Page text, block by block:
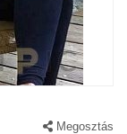
Megosztás